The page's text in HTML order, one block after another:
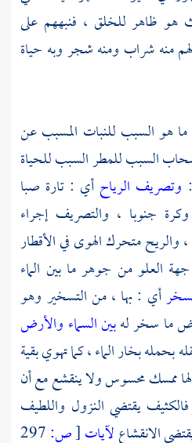
هو ظاهر للخلق ، فنبههم على
لهم منه شراب ومنه شجر وبه حياة
ما هو السبب للنبات المسبب عن
السبب للمطر السبب للحياة
وتصريف الرياح أي : تارة صبا
جنوبا ، والتصريف إجراء
والريح متحرك الهوى في الأقطار
العلو من جوهر ما بين الماء
أي : بها ، من التسخير وهو
ما سخر لهبين السماء والأرض
بحمله بخار الماء ، كما تهوي بقية
ممسك محسوس ولا ينقشع مع أن
يقتضي النزول واللطيف
الانقشاعلآيات[ص:297